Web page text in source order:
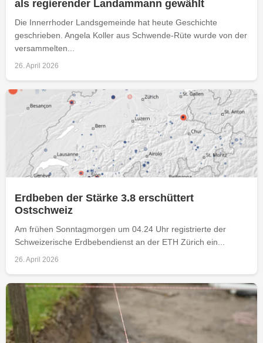
als regierender Landammann gewählt
Die Innerrhoder Landsgemeinde hat heute Geschichte
geschrieben. Angela Koller aus Schwende-Rüte wurde von der
versammelten...
26. April 2026
Erdbeben der Stärke 3.8 erschüttert
Ostschweiz
Am frühen Sonntagmorgen um 04.24 Uhr registrierte der
Schweizerische Erdbebendienst an der ETH Zürich ein...
26. April 2026